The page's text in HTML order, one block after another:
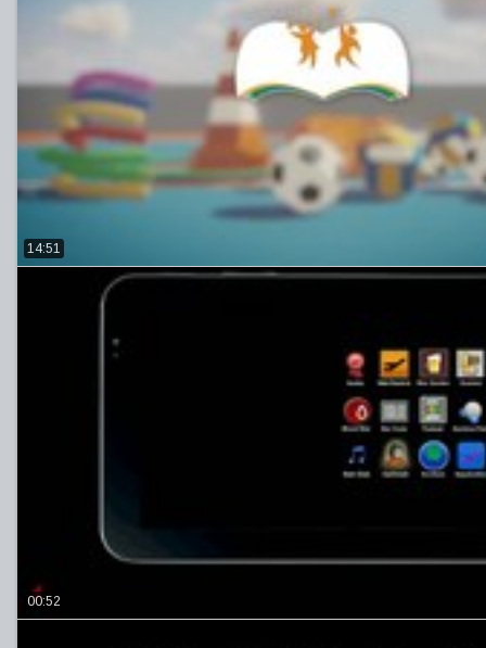
14:51
00:52